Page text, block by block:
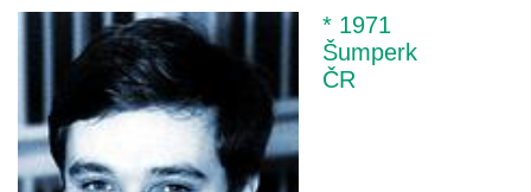
* 1971
Šumperk
ČR